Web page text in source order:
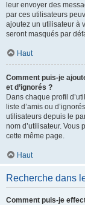
leur envoyer des
par ces utilisateurs
ajoutez un utilisateur à
seront masqués par
Haut
Comment puis-je
et d’ignorés ?
Dans chaque profil
liste d’amis ou
utilisateurs depuis le
nom d’utilisateur.
cette même page.
Haut
Recherche dans
Comment puis-je